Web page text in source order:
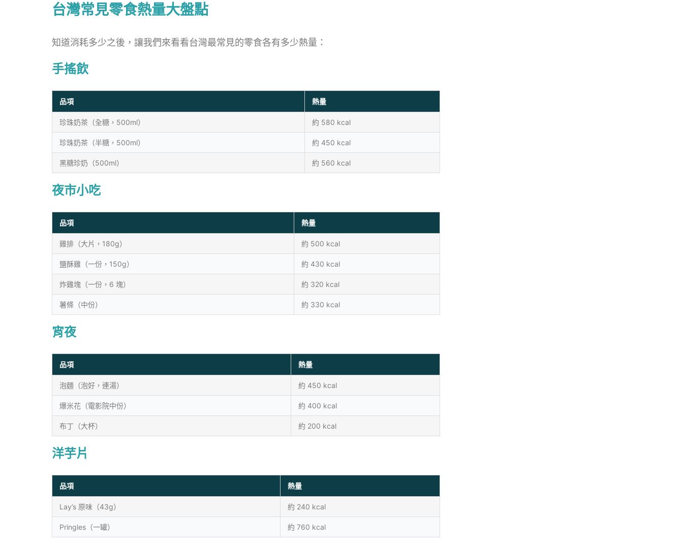
台灣常見零食熱量大盤點
知道消耗多少之後，讓我們來看看台灣最常見的零食各有多少熱量：
手搖飲
品項 熱量
珍珠奶茶（全糖，500ml） 約 580 kcal
珍珠奶茶（半糖，500ml） 約 450 kcal
黑糖珍奶（500ml） 約 560 kcal
夜市小吃
品項 熱量
雞排（大片，180g） 約 500 kcal
鹽酥雞（一份，150g） 約 430 kcal
炸雞塊（一份，6 塊） 約 320 kcal
薯條（中份） 約 330 kcal
宵夜
品項 熱量
泡麵（泡好，連湯） 約 450 kcal
爆米花（電影院中份） 約 400 kcal
布丁（大杯） 約 200 kcal
洋芋片
品項 熱量
Lay’s 原味（43g） 約 240 kcal
Pringles（一罐） 約 760 kcal